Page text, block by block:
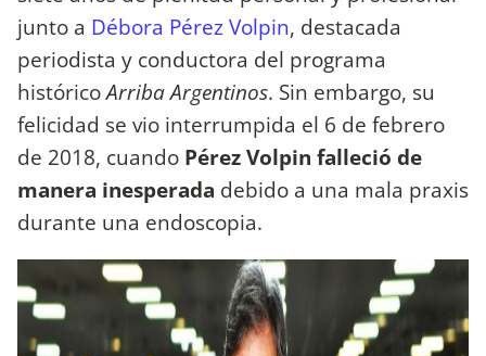
junto a Débora Pérez Volpin, destacada
periodista y conductora del programa
históricoArriba Argentinos. Sin embargo, su
felicidad se vio interrumpida el 6 de febrero
de 2018, cuando Pérez Volpin falleció de
manera inesperada debido a una mala praxis
durante una endoscopia.